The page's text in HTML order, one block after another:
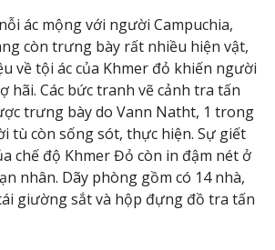
ác mộng với người Campuchia,
còn trưng bày rất nhiều hiện vật,
về tội ác của Khmer đỏ khiến người
hãi. Các bức tranh vẽ cảnh tra tấn
trưng bày do Vann Natht, 1 trong
tù còn sống sót, thực hiện. Sự giết
chế độ Khmer Đỏ còn in đậm nét ở
nhân. Dãy phòng gồm có 14 nhà,
giường sắt và hộp đựng đồ tra tấn